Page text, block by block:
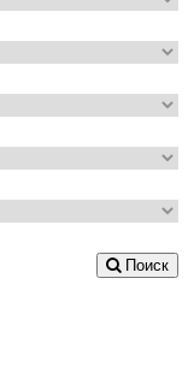
Поиск